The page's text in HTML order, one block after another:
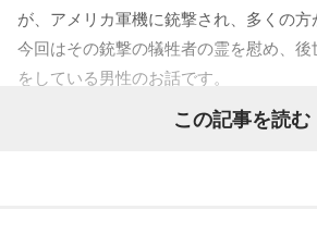
少し和んだ雰囲気もありました。
そんな「419列車」が小仏峠の登り坂に
クンとスピードが落ちます。突然、バリ
が、アメリカ軍機に銃撃され、多くの方
今回はその銃撃の犠牲者の霊を慰め、
をしている男性のお話です。
この記事を読む